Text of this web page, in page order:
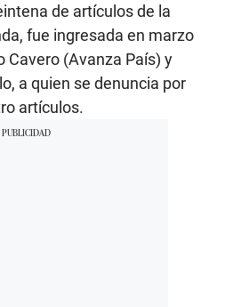
de artículos de la
fue ingresada en marzo
Cavero (Avanza País) y
a quien se denuncia por
artículos.